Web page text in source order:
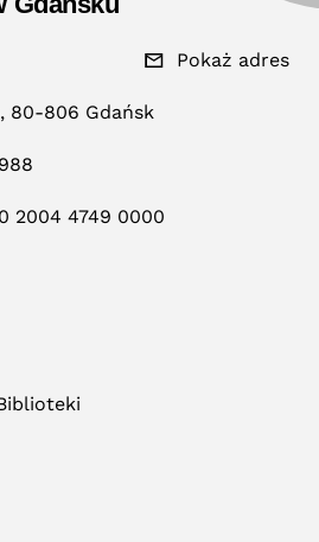
Pokaż adres
80-806 Gdańsk
2004 4749 0000